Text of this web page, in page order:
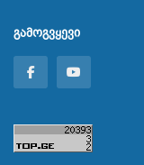
გამოგვყევი